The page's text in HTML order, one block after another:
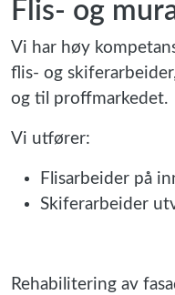
Flis- og
Vi har høy
flis- og
og til proffmarkedet.
Vi utfører:
Flisarbeider på
Skiferarbeider
Rehabilitering av